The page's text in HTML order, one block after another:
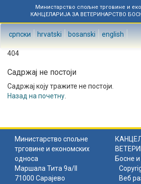
Министарство спољне трговине и
КАНЦЕЛАРИЈА ЗА ВЕТЕРИНАРСТВО
српски hrvatski bosanski english
404
Садржај не постоји
Садржај коју тражите не постоји.
Назад на почетну
Министарство спољне
трговине и економских
односа
Босне
Маршала Тита 9а/II
71000 Сарајево
Веб